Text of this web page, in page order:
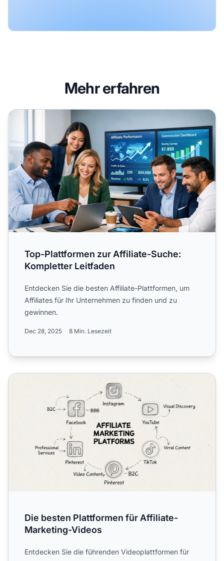
Mehr erfahren
Top-Plattformen zur Affiliate-Suche: Kompletter Leitfaden
Top-Plattformen zur Affiliate-Suche:
Kompletter Leitfaden
Entdecken Sie die besten Affiliate-Plattformen, um
Affiliates für Ihr Unternehmen zu finden und zu
gewinnen.
Dec 28, 2025 8 Min. Lesezeit
Die besten Plattformen für Affiliate-Marketing-Videos
Die besten Plattformen für Affiliate-
Marketing-Videos
Entdecken Sie die führenden Videoplattformen für